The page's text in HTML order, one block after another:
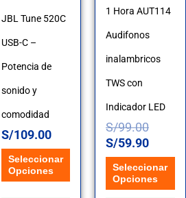
JBL Tune 520C
USB-C –
Potencia de
sonido y
comodidad
S/109.00
Seleccionar
Opciones
variantes.
Las
opciones
se
pueden
elegir
en
la
1 Hora AUT114
Audifonos
inalambricos
TWS con
Indicador LED
S/99.00
S/59.90
Seleccionar
Opciones
variantes.
Las
opciones
se
pueden
elegir
en